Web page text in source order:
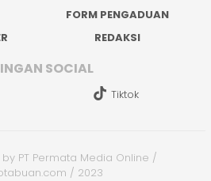
FORM PENGADUAN
REDAKSI
SOCIAL
Tiktok
PT Permata Media Online /
/ 2023